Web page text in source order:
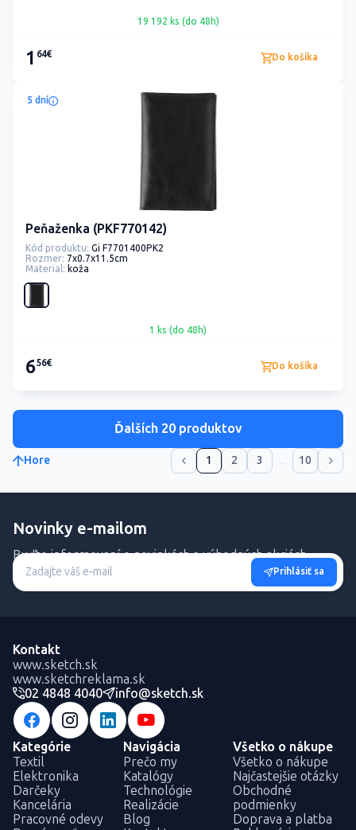
19 192 ks (do 48h)
1 64€ Do košíka
5 dní
Peňaženka (PKF770142)
Kód produktu: Gi F7701400PK2
Rozmer: 7x0.7x11.5cm
Material: koža
1 ks (do 48h)
656€ Do košíka
Hore
Ďalších 20 produktov
1 2 3 ... 10
Novinky e-mailom
Buďte informovaní o novinkách a výhodných akciách.
Prihlásiť sa
Kontakt
www.sketch.sk
www.sketchreklama.sk
02 4848 4040
info@sketch.sk
Kategórie
Textil
Elektronika
Darčeky
Kancelária
Pracovné odevy
Navigácia
Prečo my
Katalógy
Technológie
Realizácie
Blog
Všetko o nákupe
Všetko o nákupe
Najčastejšie otázky
Obchodné
podmienky
Doprava a platba